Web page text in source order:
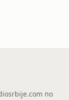
по